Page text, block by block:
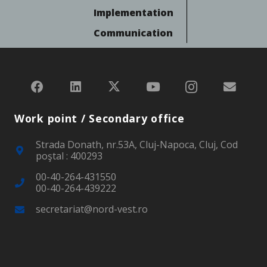
Implementation
Communication
Work point / Secondary office
Strada Donath, nr.53A, Cluj-Napoca, Cluj, Cod
poştal : 400293
00-40-264-431550
00-40-264-439222
secretariat@nord-vest.ro